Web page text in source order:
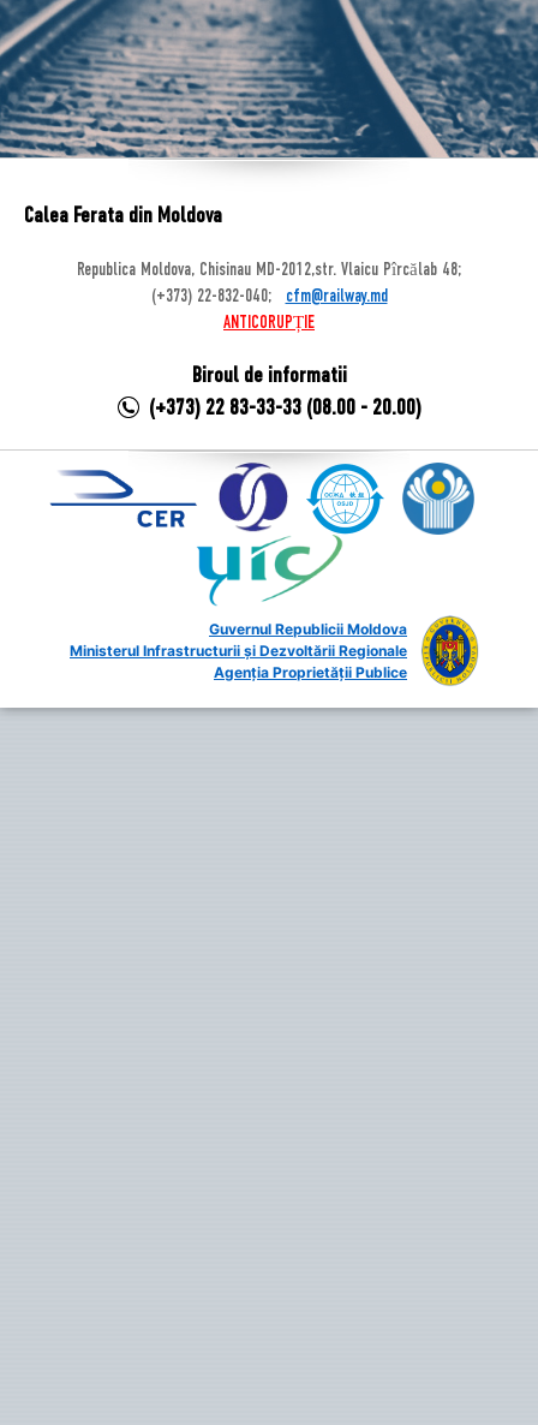
Calea Ferata din Moldova
Republica Moldova, Chisinau MD-2012,str. Vlaicu Pîrcălab 48;
(+373) 22-832-040;
cfm@railway.md
ANTICORUPȚIE
Biroul de informatii
(+373) 22 83-33-33 (08.00 - 20.00)
Guvernul Republicii Moldova
Ministerul Infrastructurii și Dezvoltării Regionale
Agenția Proprietății Publice